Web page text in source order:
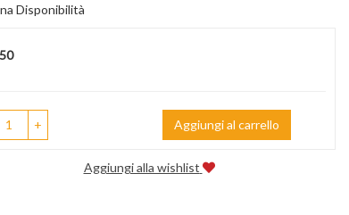
Disponibilità
+ Aggiungi al carrello
Aggiungi alla wishlist